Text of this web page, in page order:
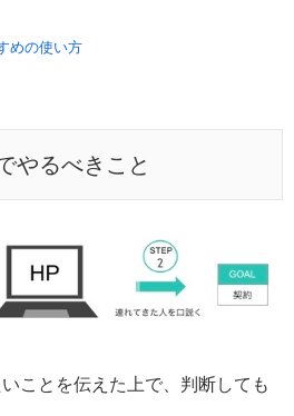
めの使い方
やるべきこと
ことを伝えた上で、判断しても